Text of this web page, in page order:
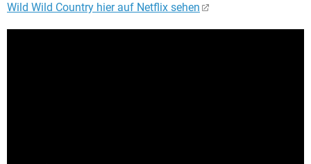
Wild Wild Country hier auf Netflix sehen